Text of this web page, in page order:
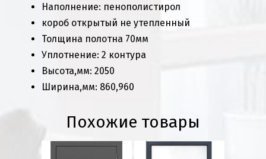
Наполнение: пенополистирол
короб открытый не утепленный
Толщина полотна 70мм
Уплотнение: 2 контура
Высота,мм: 2050
Ширина,мм: 860,960
Похожие товары